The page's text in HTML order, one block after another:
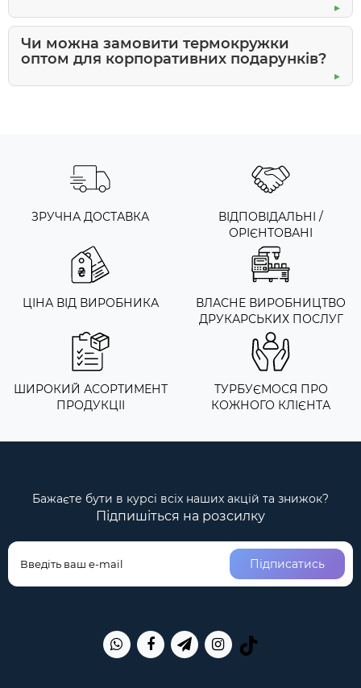
Чи можна замовити термокружки
оптом для корпоративних подарунків?
ЗРУЧНА ДОСТАВКА
ВІДПОВІДАЛЬНІ /
ОРІЄНТОВАНІ
ЦІНА ВІД ВИРОБНИКА
ВЛАСНЕ ВИРОБНИЦТВО
ДРУКАРСЬКИХ ПОСЛУГ
ШИРОКИЙ АСОРТИМЕНТ
ПРОДУКЦІІ
ТУРБУЄМОСЯ ПРО
КОЖНОГО КЛІЄНТА
Бажаєте бути в курсі всіх наших акцій та знижок?
Підпишіться на розсилку
Підписатись